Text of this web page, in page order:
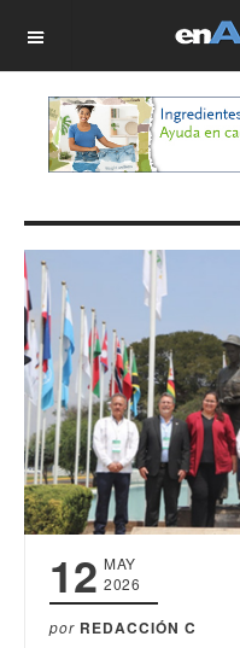
OFF CANVAS
12 MAY
2026
por REDACCIÓN C